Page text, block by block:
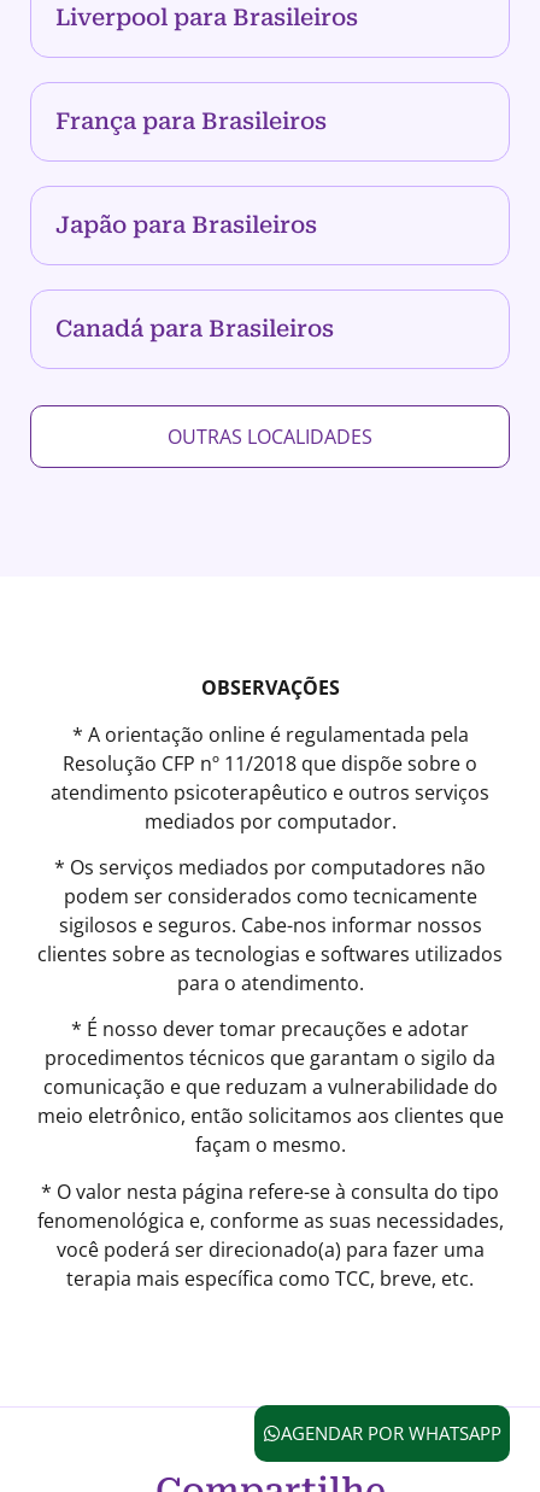
Liverpool para Brasileiros
França para Brasileiros
Japão para Brasileiros
Canadá para Brasileiros
OUTRAS LOCALIDADES
OBSERVAÇÕES
* A orientação online é regulamentada pela
Resolução CFP nº 11/2018 que dispõe sobre o
atendimento psicoterapêutico e outros serviços
mediados por computador.
* Os serviços mediados por computadores não
podem ser considerados como tecnicamente
sigilosos e seguros. Cabe-nos informar nossos
clientes sobre as tecnologias e softwares utilizados
para o atendimento.
* É nosso dever tomar precauções e adotar
procedimentos técnicos que garantam o sigilo da
comunicação e que reduzam a vulnerabilidade do
meio eletrônico, então solicitamos aos clientes que
façam o mesmo.
* O valor nesta página refere-se à consulta do tipo
fenomenológica e, conforme as suas necessidades,
você poderá ser direcionado(a) para fazer uma
terapia mais específica como TCC, breve, etc.
AGENDAR POR WHATSAPP